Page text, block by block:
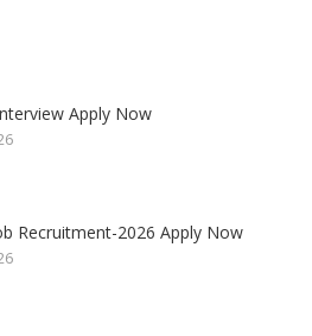
Apply Now
Recruitment-2026 Apply Now